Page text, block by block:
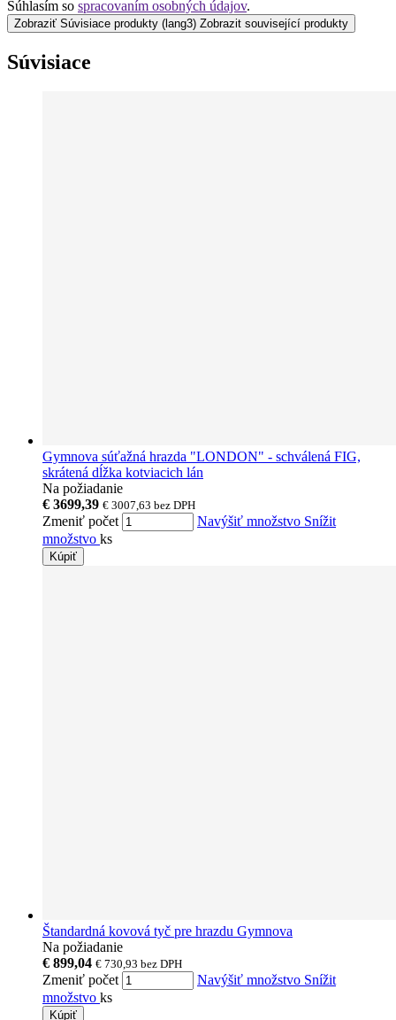
Súhlasím so spracovaním osobných údajov.
Zobraziť Súvisiace produkty (lang3) Zobrazit související produkty
Súvisiace
Gymnova súťažná hrazda "LONDON" - schválená FIG,
skrátená dĺžka kotviacich lán
Na požiadanie
€ 3699,39 € 3007,63 bez DPH
Zmeniť počet Navýšiť množstvo Snížit
množstvo ks
Kúpiť
Štandardná kovová tyč pre hrazdu Gymnova
Na požiadanie
€ 899,04 € 730,93 bez DPH
Zmeniť počet Navýšiť množstvo Snížit
množstvo ks
Kúpiť